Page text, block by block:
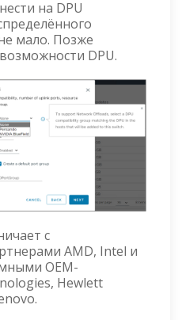
на DPU
мало. Позже
DPU.
с
AMD, Intel и
OEM-
Hewlett